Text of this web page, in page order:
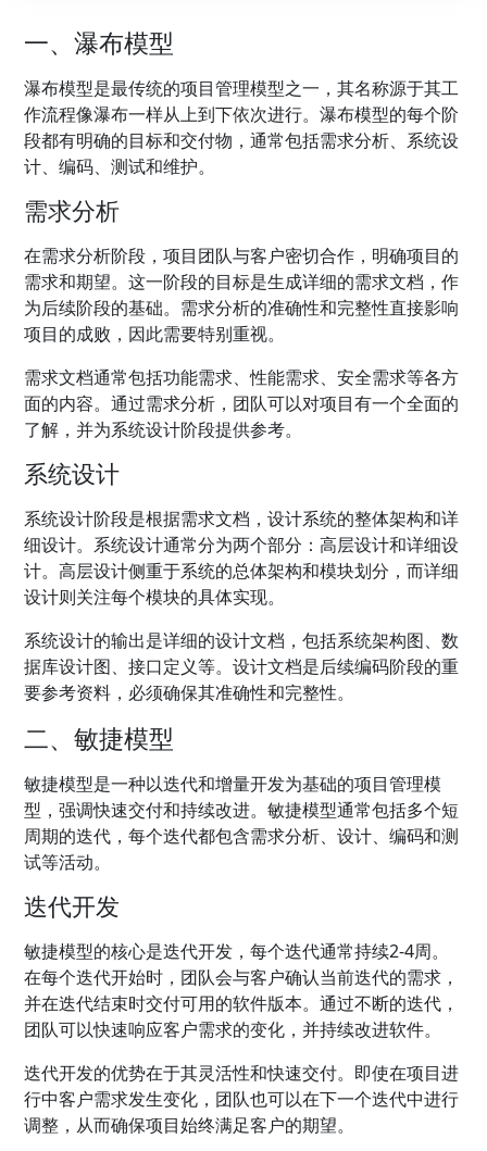
一、瀑布模型
瀑布模型是最传统的项目管理模型之一，其名称源于其工
作流程像瀑布一样从上到下依次进行。瀑布模型的每个阶
段都有明确的目标和交付物，通常包括需求分析、系统设
计、编码、测试和维护。
需求分析
在需求分析阶段，项目团队与客户密切合作，明确项目的
需求和期望。这一阶段的目标是生成详细的需求文档，作
为后续阶段的基础。需求分析的准确性和完整性直接影响
项目的成败，因此需要特别重视。
需求文档通常包括功能需求、性能需求、安全需求等各方
面的内容。通过需求分析，团队可以对项目有一个全面的
了解，并为系统设计阶段提供参考。
系统设计
系统设计阶段是根据需求文档，设计系统的整体架构和详
细设计。系统设计通常分为两个部分：高层设计和详细设
计。高层设计侧重于系统的总体架构和模块划分，而详细
设计则关注每个模块的具体实现。
系统设计的输出是详细的设计文档，包括系统架构图、数
据库设计图、接口定义等。设计文档是后续编码阶段的重
要参考资料，必须确保其准确性和完整性。
二、敏捷模型
敏捷模型是一种以迭代和增量开发为基础的项目管理模
型，强调快速交付和持续改进。敏捷模型通常包括多个短
周期的迭代，每个迭代都包含需求分析、设计、编码和测
试等活动。
迭代开发
敏捷模型的核心是迭代开发，每个迭代通常持续2-4周。
在每个迭代开始时，团队会与客户确认当前迭代的需求，
并在迭代结束时交付可用的软件版本。通过不断的迭代，
团队可以快速响应客户需求的变化，并持续改进软件。
迭代开发的优势在于其灵活性和快速交付。即使在项目进
行中客户需求发生变化，团队也可以在下一个迭代中进行
调整，从而确保项目始终满足客户的期望。